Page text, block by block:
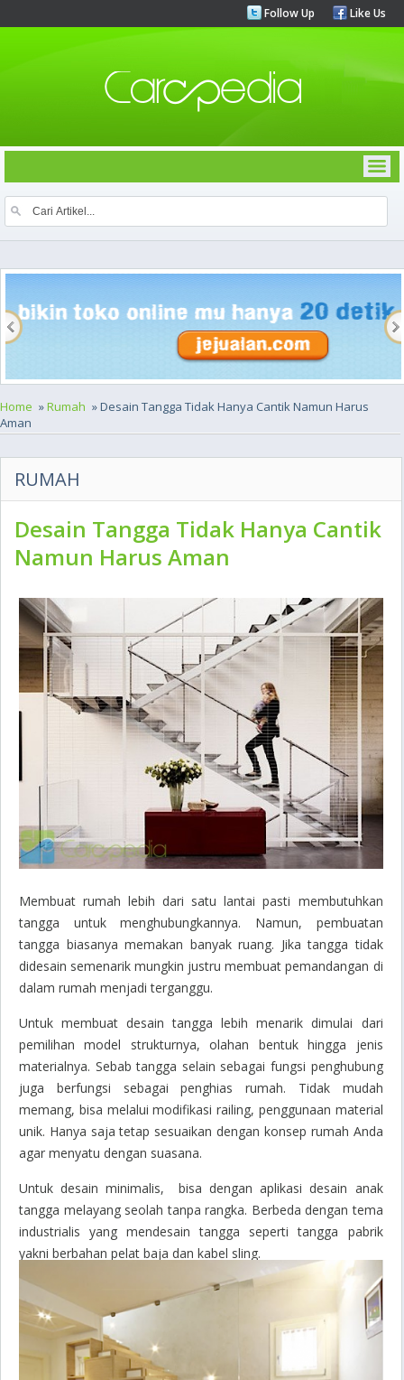
Follow Up Like Us
Home »Rumah » Desain Tangga Tidak Hanya Cantik Namun Harus
Aman
RUMAH
Desain Tangga Tidak Hanya Cantik
Namun Harus Aman
Membuat rumah lebih dari satu lantai pasti membutuhkan
tangga untuk menghubungkannya. Namun, pembuatan
tangga biasanya memakan banyak ruang. Jika tangga tidak
didesain semenarik mungkin justru membuat pemandangan di
dalam rumah menjadi terganggu.
Untuk membuat desain tangga lebih menarik dimulai dari
pemilihan model strukturnya, olahan bentuk hingga jenis
materialnya. Sebab tangga selain sebagai fungsi penghubung
juga berfungsi sebagai penghias rumah. Tidak mudah
memang, bisa melalui modifikasirailing, penggunaan material
unik. Hanya saja tetap sesuaikan dengan konsep rumah Anda
agar menyatu dengan suasana.
Untuk desain minimalis, bisa dengan aplikasi desain anak
tangga melayang seolah tanpa rangka. Berbeda dengan tema
industrialis yang mendesain tangga seperti tangga pabrik
yakni berbahan pelat baja dan kabel sling.